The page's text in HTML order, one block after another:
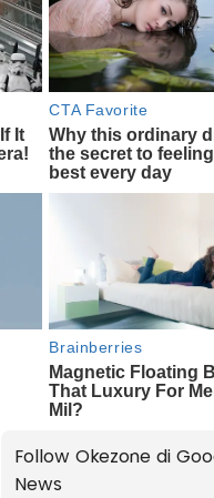
Follow Okezone di
News